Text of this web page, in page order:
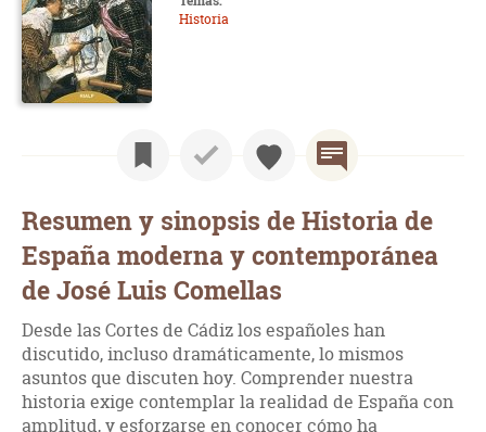
Historia
Resumen y sinopsis de Historia de
España moderna y contemporánea
de José Luis Comellas
Desde las Cortes de Cádiz los españoles han
discutido, incluso dramáticamente, lo mismos
asuntos que discuten hoy. Comprender nuestra
historia exige contemplar la realidad de España con
amplitud, y esforzarse en conocer cómo ha